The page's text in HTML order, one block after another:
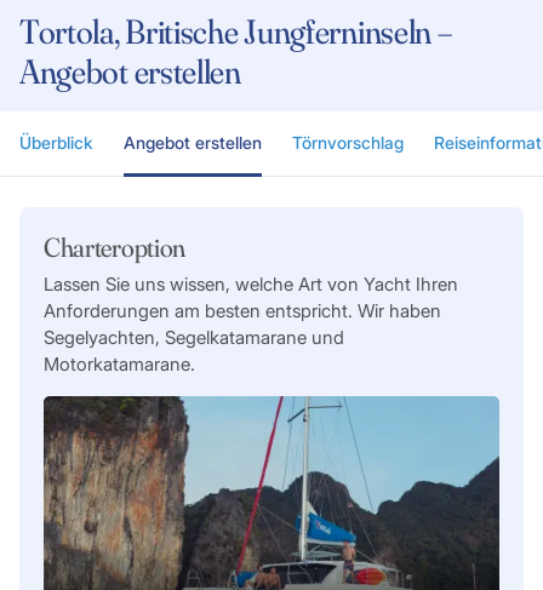
Tortola, Britische Jungferninseln –
Angebot erstellen
Überblick Angebot erstellen Törnvorschlag
Charteroption
Lassen Sie uns wissen, welche Art von Yacht Ihren
Anforderungen am besten entspricht. Wir haben
Segelyachten, Segelkatamarane und
Motorkatamarane.